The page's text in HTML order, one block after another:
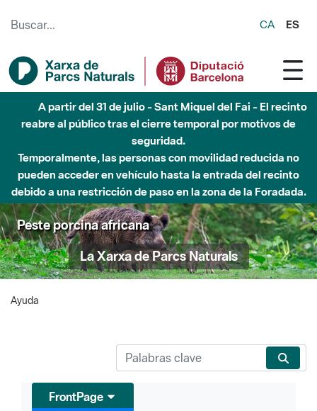
CA ES
A partir del 31 de julio - Sant Miquel del Fai - El recinto
reabre al público tras el cierre temporal por motivos de
seguridad.
Temporalmente, las personas con movilidad reducida no
pueden acceder en vehículo hasta la entrada del recinto
debido a una restricción de paso en la zona de la Foradada.
Peste porcina africana
La Xarxa de Parcs Naturals
Ayuda
FrontPage